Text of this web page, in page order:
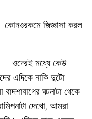
কোনওরকমে জিজ্ঞাসা করল
ওদেরই মধ্যে কেউ
এদিকে নাকি দুটো
ঘটনাটা থেকে
দেখো, আমরা